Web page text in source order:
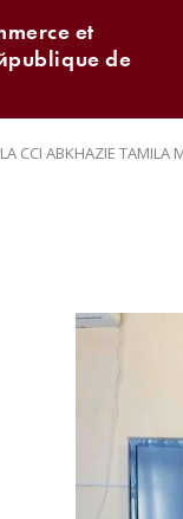
et
de
CCI ABKHAZIE TAMILA